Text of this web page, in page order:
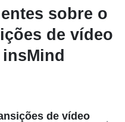
sobre o
de vídeo
de vídeo